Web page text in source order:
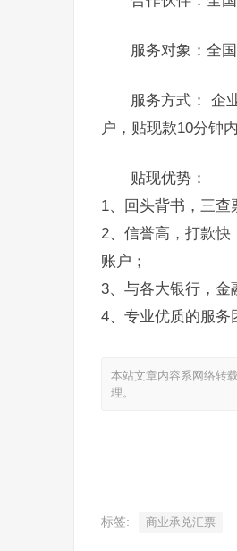
服务对象：全
服务方式： 企
户，贴现款10分钟
贴现优势：
1、回头背书，三查
2、信誉高，打款快
账户；
3、与各大银行，金
4、专业优质的服务
本站文章内容系网络转
理。
标签: 商业承兑汇票